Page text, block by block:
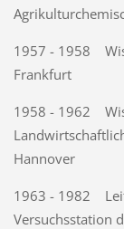
1957 - 1958
Frankfurt
1958 - 1962
Hannover
1963 - 1982
Versuchsstation